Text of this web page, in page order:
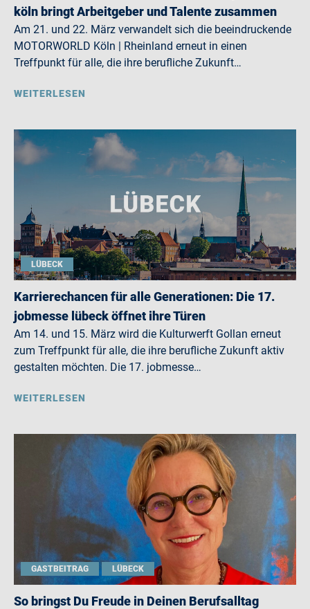
köln bringt Arbeitgeber und Talente zusammen
Am 21. und 22. März verwandelt sich die beeindruckende
MOTORWORLD Köln | Rheinland erneut in einen
Treffpunkt für alle, die ihre berufliche Zukunft…
WEITERLESEN
LÜBECK
Karrierechancen für alle Generationen: Die 17.
jobmesse lübeck öffnet ihre Türen
Am 14. und 15. März wird die Kulturwerft Gollan erneut
zum Treffpunkt für alle, die ihre berufliche Zukunft aktiv
gestalten möchten. Die 17. jobmesse…
WEITERLESEN
GASTBEITRAG LÜBECK
So bringst Du Freude in Deinen Berufsalltag